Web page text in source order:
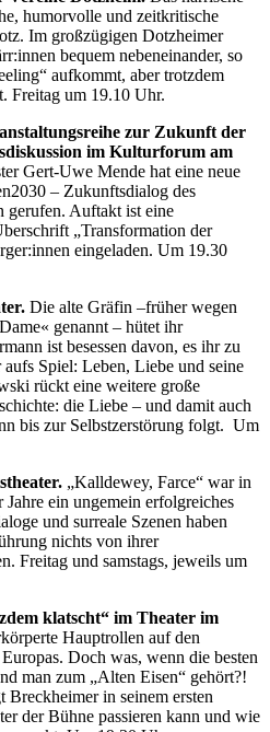
humorvolle und zeitkritische
Im großzügigen Dotzheimer
bequem nebeneinander, so
aufkommt, aber trotzdem
Freitag um 19.10 Uhr.
zur Zukunft der
im Kulturforum am
Gert-Uwe Mende hat eine neue
– Zukunftsdialog des
gerufen. Auftakt ist eine
„Transformation der
eingeladen. Um 19.30
Die alte Gräfin –früher wegen
genannt – hütet ihr
ist besessen davon, es ihr zu
Spiel: Leben, Liebe und seine
rückt eine weitere große
die Liebe – und damit auch
bis zur Selbstzerstörung folgt. Um
„Kalldewey, Farce“ war in
ein ungemein erfolgreiches
und surreale Szenen haben
nichts von ihrer
Freitag und samstags, jeweils um
klatscht“ im Theater im
Hauptrollen auf den
Doch was, wenn die besten
man zum „Alten Eisen“ gehört?!
in seinem ersten
der Bühne passieren kann und wie